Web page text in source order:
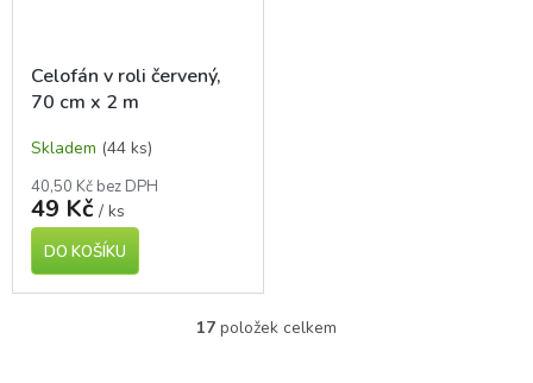
Celofán v roli červený,
70 cm x 2 m
Skladem (44 ks)
40,50 Kč bez DPH
49 Kč / ks
DO KOŠÍKU
O
17 položek celkem